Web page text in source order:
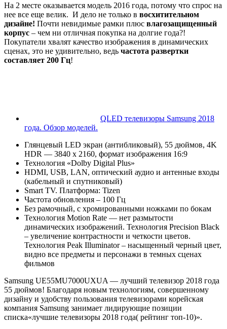
На 2 месте оказывается модель 2016 года, потому что спрос на
нее все еще велик. И дело не только в восхитительном
дизайне! Почти невидимые рамки плюс влагозащищенный
корпус – чем ни отличная покупка на долгие года?!
Покупатели хвалят качество изображения в динамических
сценах, это не удивительно, ведь частота развертки
составляет 200 Гц!
QLED телевизоры Samsung 2018
года. Обзор моделей.
Глянцевый LED экран (антибликовый), 55 дюймов, 4K
HDR — 3840 x 2160, формат изображения 16:9
Технология «Dolby Digital Plus»
HDMI, USB, LAN, оптический аудио и антенные входы
(кабельный и спутниковый)
Smart TV. Платформа: Tizen
Частота обновления – 100 Гц
Без рамочный, с хромированными ножками по бокам
Технология Motion Rate — нет размытости
динамических изображений. Технология Precision Black
– увеличение контрастности и четкости цветов.
Технология Peak Illuminator – насыщенный черный цвет,
видно все предметы и персонажи в темных сценах
фильмов
Samsung UE55MU7000UXUA — лучший телевизор 2018 года
55 дюймов! Благодаря новым технологиям, совершенному
дизайну и удобству пользования телевизорами корейская
компания Samsung занимает лидирующие позиции
списка«лучшие телевизоры 2018 года( рейтинг топ-10)».